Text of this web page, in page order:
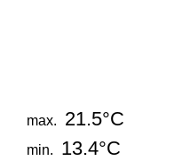
max. 21.5°C
min. 13.4°C